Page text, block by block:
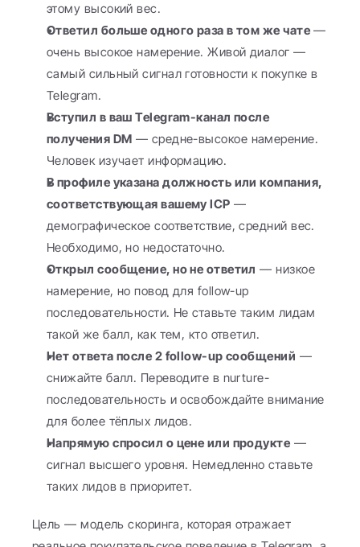
этому высокий вес.
Ответил больше одного раза в том же чате —
очень высокое намерение. Живой диалог —
самый сильный сигнал готовности к покупке в
Telegram.
Вступил в ваш Telegram-канал после
получения DM — средне-высокое намерение.
Человек изучает информацию.
В профиле указана должность или компания,
соответствующая вашему ICP —
демографическое соответствие, средний вес.
Необходимо, но недостаточно.
Открыл сообщение, но не ответил — низкое
намерение, но повод для follow-up
последовательности. Не ставьте таким лидам
такой же балл, как тем, кто ответил.
Нет ответа после 2 follow-up сообщений —
снижайте балл. Переводите в nurture-
последовательность и освобождайте внимание
для более тёплых лидов.
Напрямую спросил о цене или продукте —
сигнал высшего уровня. Немедленно ставьте
таких лидов в приоритет.
Цель — модель скоринга, которая отражает